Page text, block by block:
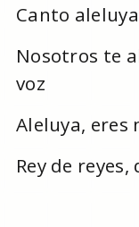
Canto
Nosotros te
voz
Aleluya, eres
Rey de